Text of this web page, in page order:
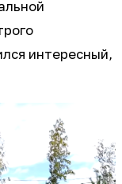
интересный,